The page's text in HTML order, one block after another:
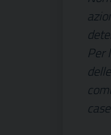
Per